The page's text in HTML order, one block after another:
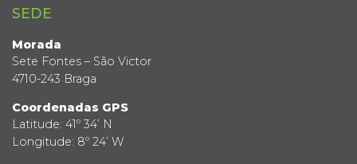
SEDE
Morada
Sete Fontes – São Victor
4710-243 Braga
Coordenadas GPS
Latitude: 41º 34’ N
Longitude: 8º 24’ W